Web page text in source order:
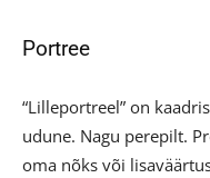
Portree
“Lilleportreel” on
udune. Nagu perepilt.
oma nõks või